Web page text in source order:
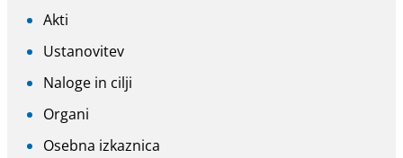
Akti
Ustanovitev
Naloge in cilji
Organi
Osebna izkaznica